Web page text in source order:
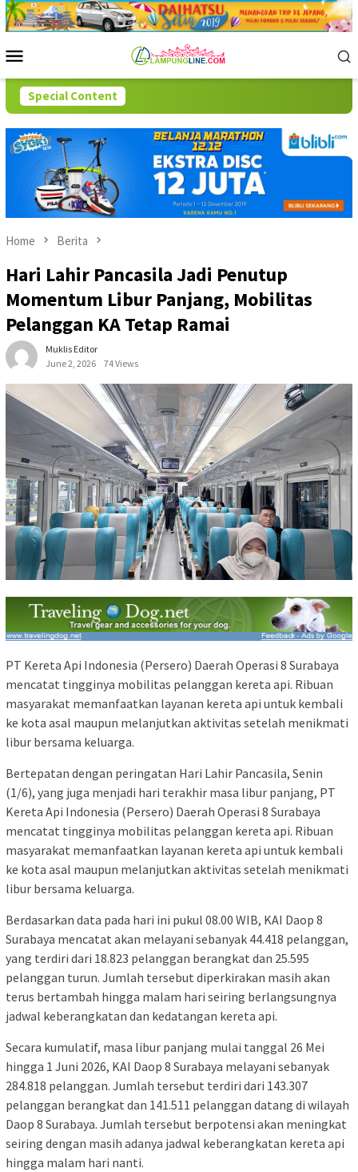
Skip
to
Menu
Special Content
Home Berita
Hari Lahir Pancasila Jadi Penutup
Momentum Libur Panjang, Mobilitas
Pelanggan KA Tetap Ramai
Muklis Editor
June 2, 2026
74 Views
PT Kereta Api Indonesia (Persero) Daerah Operasi 8 Surabaya
mencatat tingginya mobilitas pelanggan kereta api. Ribuan
masyarakat memanfaatkan layanan kereta api untuk kembali
ke kota asal maupun melanjutkan aktivitas setelah menikmati
libur bersama keluarga.
Bertepatan dengan peringatan Hari Lahir Pancasila, Senin
(1/6), yang juga menjadi hari terakhir masa libur panjang, PT
Kereta Api Indonesia (Persero) Daerah Operasi 8 Surabaya
mencatat tingginya mobilitas pelanggan kereta api. Ribuan
masyarakat memanfaatkan layanan kereta api untuk kembali
ke kota asal maupun melanjutkan aktivitas setelah menikmati
libur bersama keluarga.
Berdasarkan data pada hari ini pukul 08.00 WIB, KAI Daop 8
Surabaya mencatat akan melayani sebanyak 44.418 pelanggan,
yang terdiri dari 18.823 pelanggan berangkat dan 25.595
pelanggan turun. Jumlah tersebut diperkirakan masih akan
terus bertambah hingga malam hari seiring berlangsungnya
jadwal keberangkatan dan kedatangan kereta api.
Secara kumulatif, masa libur panjang mulai tanggal 26 Mei
hingga 1 Juni 2026, KAI Daop 8 Surabaya melayani sebanyak
284.818 pelanggan. Jumlah tersebut terdiri dari 143.307
pelanggan berangkat dan 141.511 pelanggan datang di wilayah
Daop 8 Surabaya. Jumlah tersebut berpotensi akan meningkat
seiring dengan masih adanya jadwal keberangkatan kereta api
hingga malam hari nanti.